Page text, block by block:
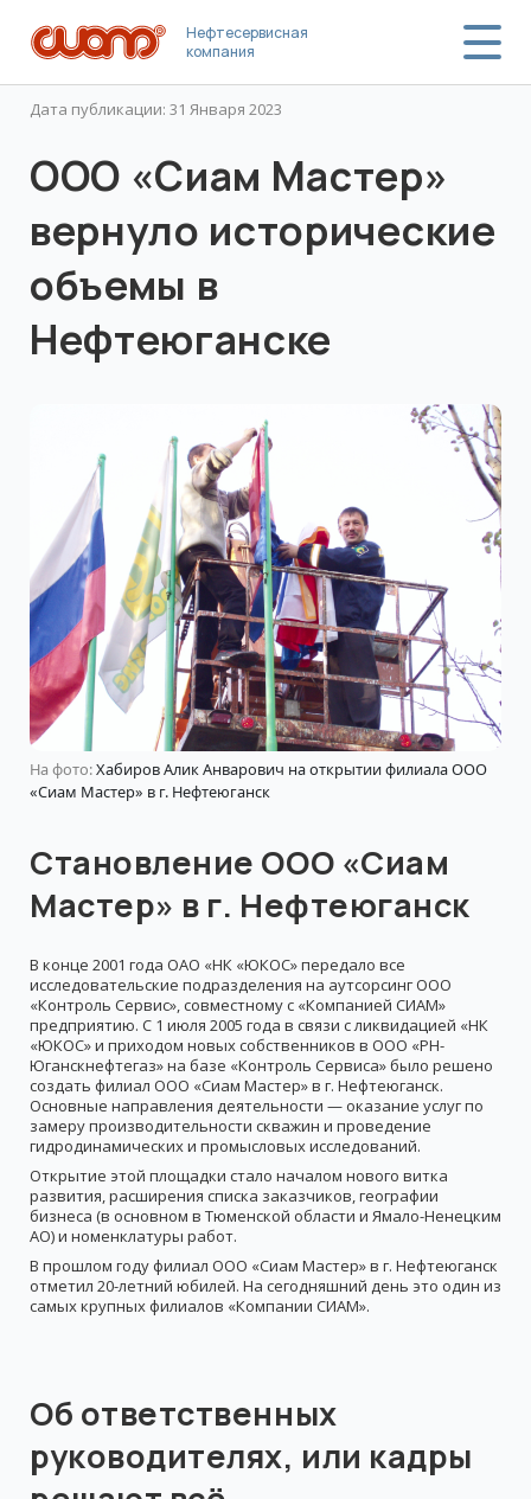
Нефтесервисная
компания
Дата публикации: 31 Января 2023
ООО «Сиам Мастер»
вернуло исторические
объемы в
Нефтеюганске
На фото:Хабиров Алик Анварович на открытии филиала ООО
«Сиам Мастер» в г. Нефтеюганск
Становление ООО «Сиам
Мастер» в г. Нефтеюганск
В конце 2001 года ОАО «НК «ЮКОС» передало все
исследовательские подразделения на аутсорсинг ООО
«Контроль Сервис», совместному с «Компанией СИАМ»
предприятию. C 1 июля 2005 года в связи с ликвидацией «НК
«ЮКОС» и приходом новых собственников в ООО «РН-
Юганскнефтегаз» на базе «Контроль Сервиса» было решено
создать филиал ООО «Сиам Мастер» в г. Нефтеюганск.
Основные направления деятельности — оказание услуг по
замеру производительности скважин и проведение
гидродинамических и промысловых исследований.
Открытие этой площадки стало началом нового витка
развития, расширения списка заказчиков, географии
бизнеса (в основном в Тюменской области и Ямало-Ненецким
АО) и номенклатуры работ.
В прошлом году филиал ООО «Сиам Мастер» в г. Нефтеюганск
отметил 20-летний юбилей. На сегодняшний день это один из
самых крупных филиалов «Компании СИАМ».
Об ответственных
руководителях, или кадры